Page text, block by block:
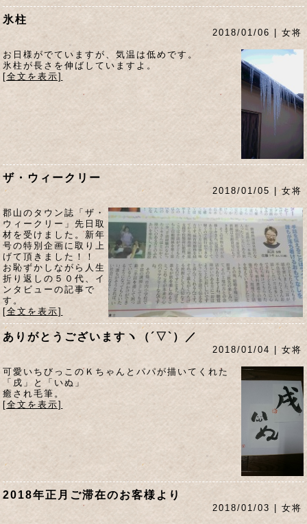
氷柱
2018/01/06 | 女将
お日様がでていますが、気温は低めです。
氷柱が長さを伸ばしていますよ。
[全文を表示]
ザ・ウィークリー
2018/01/05 | 女将
郡山のタウン誌「ザ・
ウィークリー」先日取
材を受けました。新年
号の特別企画に取り上
げて頂きました！！
お恥ずかしながら人生
折り返しの５０代、イ
ンタビューの記事で
す。
[全文を表示]
ありがとうございますヽ（´▽`）／
2018/01/04 | 女将
可愛いちびっこのＫちゃんとパパが描いてくれた
「戌」と「いぬ」
癒され毛筆。
[全文を表示]
2018年正月ご滞在のお客様より
2018/01/03 | 女将